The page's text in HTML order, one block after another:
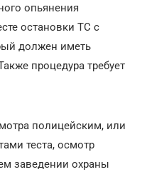
опьянения
остановки ТС с
должен иметь
процедура требует
полицейским, или
теста, осмотр
заведении охраны